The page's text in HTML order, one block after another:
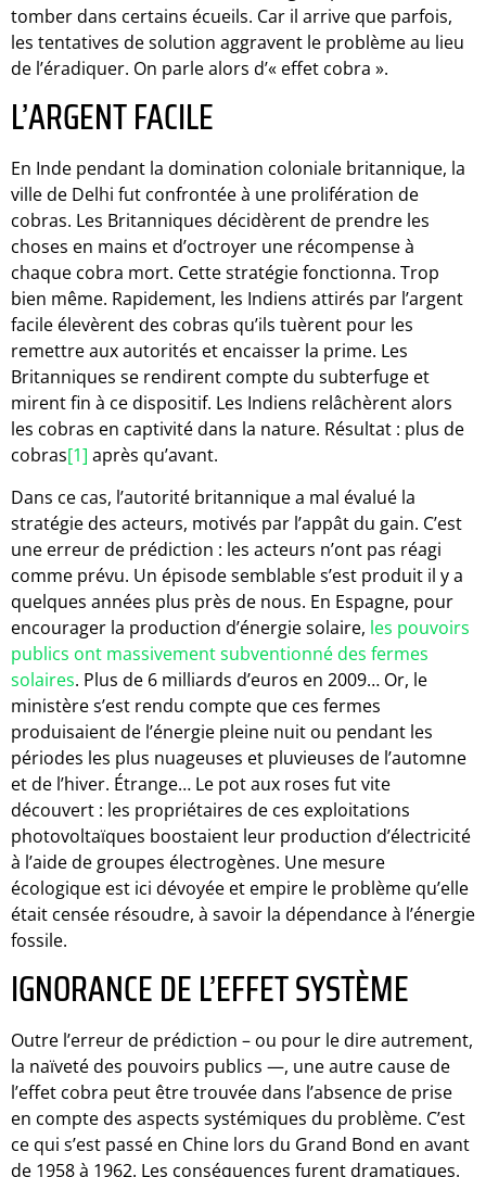
tomber dans certains écueils. Car il arrive que parfois,
les tentatives de solution aggravent le problème au lieu
de l’éradiquer. On parle alors d’« effet cobra ».
L’ARGENT FACILE
En Inde pendant la domination coloniale britannique, la
ville de Delhi fut confrontée à une prolifération de
cobras. Les Britanniques décidèrent de prendre les
choses en mains et d’octroyer une récompense à
chaque cobra mort. Cette stratégie fonctionna. Trop
bien même. Rapidement, les Indiens attirés par l’argent
facile élevèrent des cobras qu’ils tuèrent pour les
remettre aux autorités et encaisser la prime. Les
Britanniques se rendirent compte du subterfuge et
mirent fin à ce dispositif. Les Indiens relâchèrent alors
les cobras en captivité dans la nature. Résultat : plus de
cobras[1] après qu’avant.
Dans ce cas, l’autorité britannique a mal évalué la
stratégie des acteurs, motivés par l’appât du gain. C’est
une erreur de prédiction : les acteurs n’ont pas réagi
comme prévu. Un épisode semblable s’est produit il y a
quelques années plus près de nous. En Espagne, pour
encourager la production d’énergie solaire, les pouvoirs
publics ont massivement subventionné des fermes
solaires. Plus de 6 milliards d’euros en 2009… Or, le
ministère s’est rendu compte que ces fermes
produisaient de l’énergie pleine nuit ou pendant les
périodes les plus nuageuses et pluvieuses de l’automne
et de l’hiver. Étrange… Le pot aux roses fut vite
découvert : les propriétaires de ces exploitations
photovoltaïques boostaient leur production d’électricité
à l’aide de groupes électrogènes. Une mesure
écologique est ici dévoyée et empire le problème qu’elle
était censée résoudre, à savoir la dépendance à l’énergie
fossile.
IGNORANCE DE L’EFFET SYSTÈME
Outre l’erreur de prédiction – ou pour le dire autrement,
la naïveté des pouvoirs publics —, une autre cause de
l’effet cobra peut être trouvée dans l’absence de prise
en compte des aspects systémiques du problème. C’est
ce qui s’est passé en Chine lors du Grand Bond en avant
de 1958 à 1962. Les conséquences furent dramatiques.